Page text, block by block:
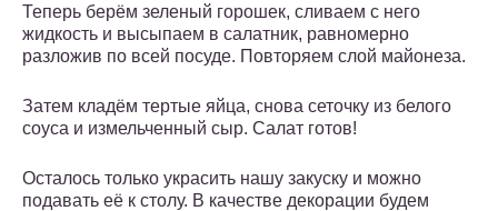
Теперь берём зеленый горошек, сливаем с него
жидкость и высыпаем в салатник, равномерно
разложив по всей посуде. Повторяем слой майонеза.
Затем кладём тертые яйца, снова сеточку из белого
соуса и измельченный сыр. Салат готов!
Осталось только украсить нашу закуску и можно
подавать её к столу. В качестве декорации будем